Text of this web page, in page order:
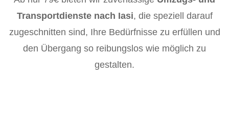
Transportdienste nach Iasi, die speziell darauf
zugeschnitten sind, Ihre Bedürfnisse zu erfüllen und
den Übergang so reibungslos wie möglich zu
gestalten.